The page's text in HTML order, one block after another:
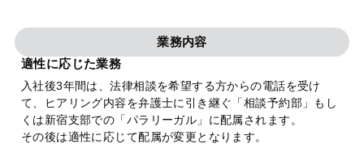
業務内容
適性に応じた業務
入社後3年間は、法律相談を希望する方からの電話を受け
て、ヒアリング内容を弁護士に引き継ぐ「相談予約部」もし
くは新宿支部での「パラリーガル」に配属されます。
その後は適性に応じて配属が変更となります。
お知らせ
特設サイト